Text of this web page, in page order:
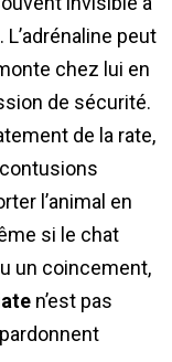
peut
chez lui en
de sécurité.
de la rate,
l’animal en
si le chat
un coincement,
n’est pas